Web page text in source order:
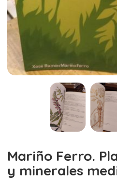
Mariño Ferro.
y minerales